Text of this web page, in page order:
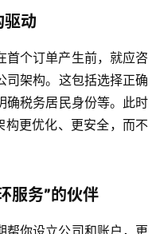
驱动
首个订单产生前，就应咨
司架构。这包括选择正确
确税务居民身份等。此时
构更优化、更安全，而不
服务”的伙伴
帮你设立公司和账户，更